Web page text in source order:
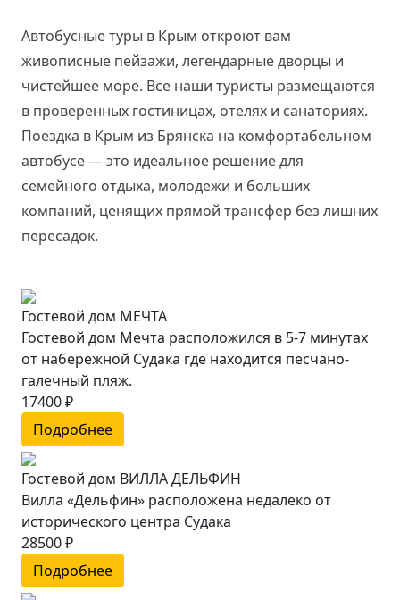
Автобусные туры в Крым откроют вам
живописные пейзажи, легендарные дворцы и
чистейшее море. Все наши туристы размещаются
в проверенных гостиницах, отелях и санаториях.
Поездка в Крым из Брянска на комфортабельном
автобусе — это идеальное решение для
семейного отдыха, молодежи и больших
компаний, ценящих прямой трансфер без лишних
пересадок.
Гостевой дом МЕЧТА
Гостевой дом Мечта расположился в 5-7 минутах
от набережной Судака где находится песчано-
галечный пляж.
17400 ₽
Подробнее
Гостевой дом ВИЛЛА ДЕЛЬФИН
Вилла «Дельфин» расположена недалеко от
исторического центра Судака
28500 ₽
Подробнее